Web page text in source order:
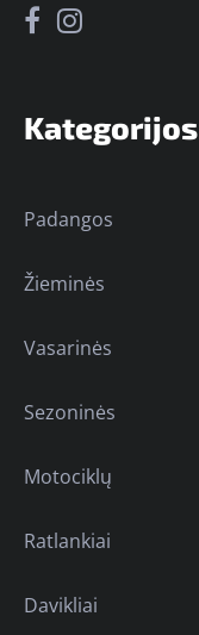
Kategorijos
Padangos
Žieminės
Vasarinės
Sezoninės
Motociklų
Ratlankiai
Davikliai